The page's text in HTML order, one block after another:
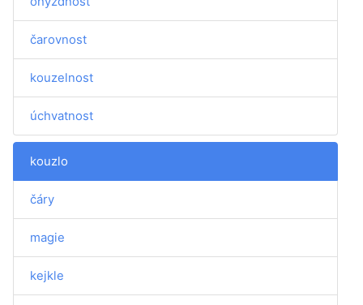
čarovnost
kouzelnost
úchvatnost
kouzlo
čáry
magie
kejkle